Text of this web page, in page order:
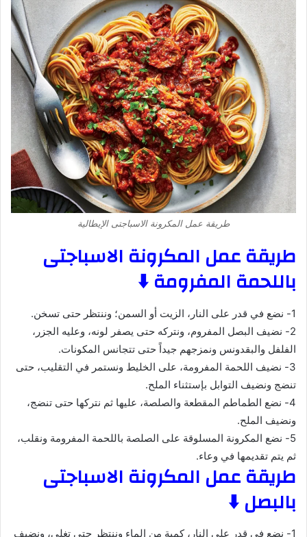
طريقة عمل المكرونة الاسباجتى الإيطالية
طريقة عمل المكرونة الاسباجتى
باللحمة المفرومة ⬇️
1- نضع في قدر على النار، الزيت أو السمن؛ وننتظر حتى تسخن.
2- نضيف البصل المفروم، ونتركه حتى يصفر لونه، وعليه الجزر،
الفلفل والبقدونس ونمزجهم جيداً حتى تتجانس المكونات.
3- نضيف اللحمة المفرومة، على الخليط ونستمر في التقليب، حتى
تنضج ونضيف التوابل بإستثناء الملح.
4- نضع الطماطم المقطعة والصلصة، عليها ثم نتركها حتى تنضج،
ونضيف الملح.
5- نضع المكرونة المسلوقة على الصلصة باللحمة المفرومة ونقلب،
ثم يتم تقديمها في وعاء.
طريقة عمل المكرونة الاسباجتى
بالبصل ⬇️
1- نضع في قدر على النار، كمية من الماء وننتظر حتى تغلي، ونضيف